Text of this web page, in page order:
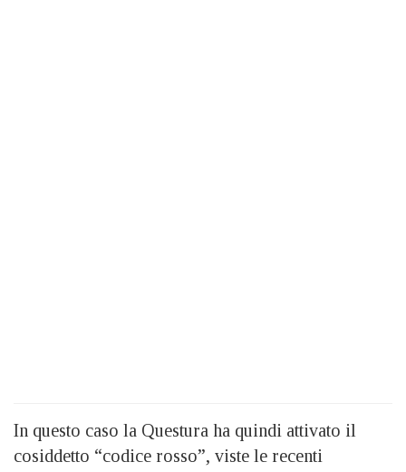
In questo caso la Questura ha quindi attivato il
cosiddetto “codice rosso”, viste le recenti